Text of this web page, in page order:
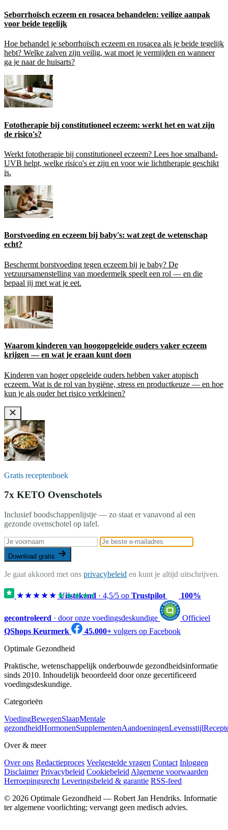
Seborrhoïsch eczeem en rosacea behandelen: veilige aanpak
voor beide tegelijk
Hoe behandel je seborrhoïsch eczeem en rosacea als je beide tegelijk
hebt? Welke zalven zijn veilig, wat moet je vermijden en wanneer
ga je naar de huisarts?
Fototherapie bij constitutioneel eczeem: werkt het en wat zijn
de risico's?
Werkt fototherapie bij constitutioneel eczeem? Lees hoe smalband-
UVB helpt, welke risico's er zijn en voor wie lichttherapie geschikt
is.
Borstvoeding en eczeem bij baby's: wat zegt de wetenschap
echt?
Beschermt borstvoeding tegen eczeem bij je baby? De
vetzuursamenstelling van moedermelk speelt een rol — en die
bepaal jij met wat je eet.
Waarom kinderen van hoogopgeleide ouders vaker eczeem
krijgen — en wat je eraan kunt doen
Kinderen van hoger opgeleide ouders hebben vaker atopisch
eczeem. Wat is de rol van hygiëne, stress en productkeuze — en hoe
kun je als ouder het risico verkleinen?
Gratis receptenboek
7x KETO Ovenschotels
Inclusief boodschappenlijstje — zo staat er vanavond al een
gezonde ovenschotel op tafel.
Download gratis
Je gaat akkoord met ons privacybeleid en kunt je altijd uitschrijven.
★★★★★★★★★★
Uitstekend · 4,5/5 op Trustpilot 100%
gecontroleerd · door onze voedingsdeskundige
Officieel
QShops Keurmerk
45.000+ volgers op Facebook
Optimale Gezondheid
Praktische, wetenschappelijk onderbouwde gezondheidsinformatie
sinds 2010. Inhoudelijk beoordeeld door onze gecertificeerd
voedingsdeskundige.
Categorieën
VoedingBewegenSlaapMentale
gezondheidHormonenSupplementenAandoeningenLevensstijl
Over & meer
Over ons Redactieproces Veelgestelde vragen Contact Inloggen
Disclaimer Privacybeleid Cookiebeleid Algemene voorwaarden
Herroepingsrecht Leveringsbeleid & garantie RSS-feed
© 2026 Optimale Gezondheid — Robert Jan Hendriks. Informatie
ter algemene voorlichting; vervangt geen medisch advies.